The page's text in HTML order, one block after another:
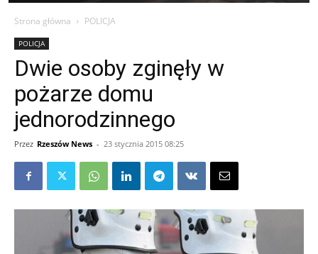
Strona główna POLICJA
POLICJA
Dwie osoby zginęły w
pożarze domu
jednorodzinnego
Przez Rzeszów News - 23 stycznia 2015 08:25